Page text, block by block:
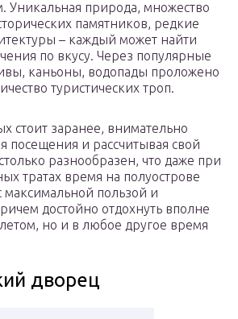
природа, множество
памятников, редкие
– каждый может найти
по вкусу. Через популярные
каньоны, водопады проложено
туристических троп.
стоит заранее, внимательно
посещения и рассчитывая свой
разнообразен, что даже при
тратах время на полуострове
максимальной пользой и
достойно отдохнуть вполне
но и в любое другое время
дворец